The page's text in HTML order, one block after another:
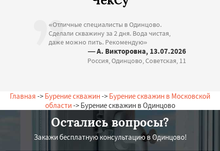
«Отличные специалисты в Одинцово.
Сделали скважину за 2 дня. Вода чистая,
даже можно пить. Рекомендую»
— А. Викторовна, 13.07.2026
Россия, Одинцово, Советская, 11
Главная -> Бурение скважин-> Бурение скважин в Московской
области-> Бурение скважин в Одинцово
Остались вопросы?
Закажи бесплатную консультацию в Одинцово!